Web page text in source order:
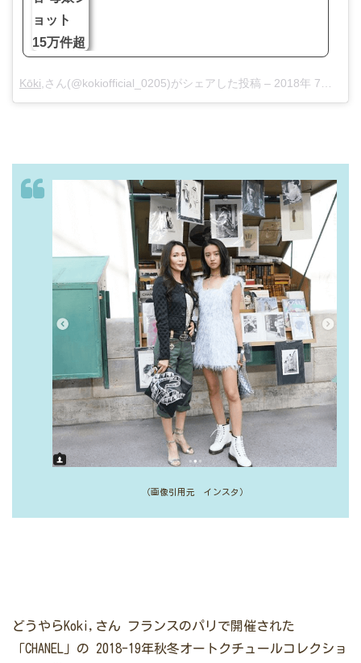
Kōki, さん(@kokiofficial_0205)がシェアした投稿 – 2018年 7月月3日午前8時33分PDT
（画像引用元 インスタ）
どうやらKoki,さん フランスのパリで開催された
「CHANEL」の 2018-19年秋冬オートクチュールコレクショ